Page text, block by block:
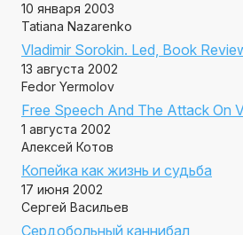
10 января 2003
Tatiana Nazarenko
Vladimir Sorokin. Led, Book
13 августа 2002
Fedor Yermolov
Free Speech And The Attack On
1 августа 2002
Алексей Котов
Копейка как жизнь и судьба
17 июня 2002
Сергей Васильев
Сердобольный каннибал